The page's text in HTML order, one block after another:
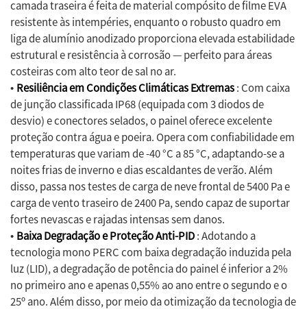
camada traseira é feita de material compósito de filme EVA
resistente às intempéries, enquanto o robusto quadro em
liga de alumínio anodizado proporciona elevada estabilidade
estrutural e resistência à corrosão — perfeito para áreas
costeiras com alto teor de sal no ar.
• Resiliência em Condições Climáticas Extremas: Com caixa
de junção classificada IP68 (equipada com 3 diodos de
desvio) e conectores selados, o painel oferece excelente
proteção contra água e poeira. Opera com confiabilidade em
temperaturas que variam de -40 °C a 85 °C, adaptando-se a
noites frias de inverno e dias escaldantes de verão. Além
disso, passa nos testes de carga de neve frontal de 5400 Pa e
carga de vento traseiro de 2400 Pa, sendo capaz de suportar
fortes nevascas e rajadas intensas sem danos.
• Baixa Degradação e Proteção Anti-PID: Adotando a
tecnologia mono PERC com baixa degradação induzida pela
luz (LID), a degradação de potência do painel é inferior a 2%
no primeiro ano e apenas 0,55% ao ano entre o segundo e o
25º ano. Além disso, por meio da otimização da tecnologia de